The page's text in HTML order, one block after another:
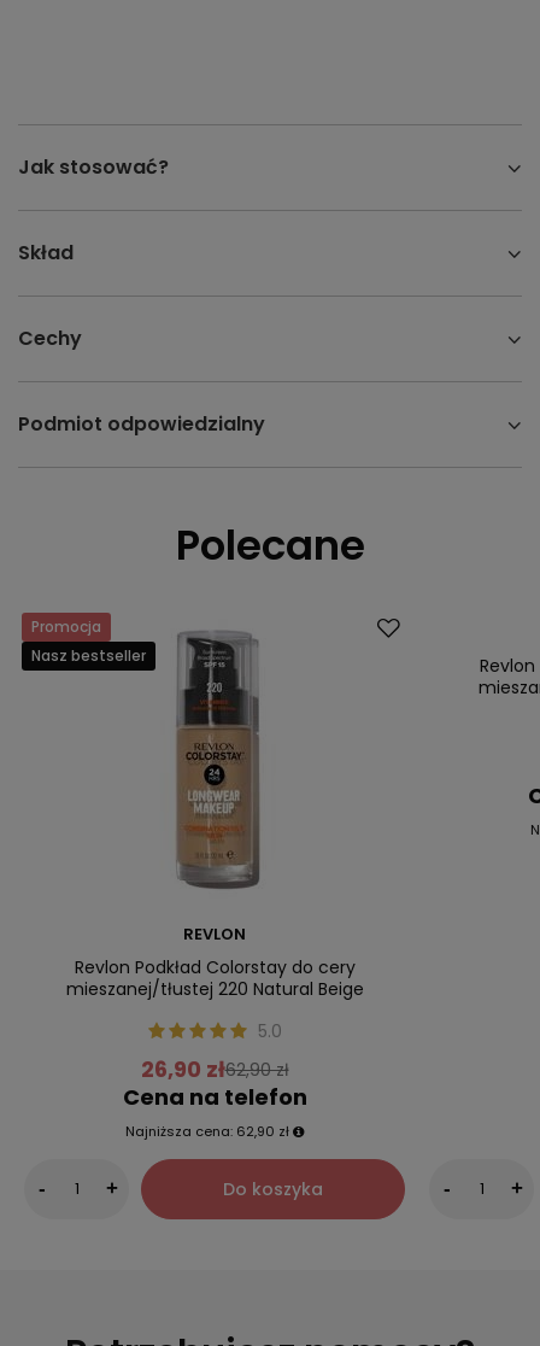
Jak stosować?
Skład
Cechy
Podmiot odpowiedzialny
Polecane
Promocja
Nasz bestseller
REVLON
Revlon Podkład Colorstay do cery
mieszanej/tłustej 220 Natural Beige
5.0
26,90 zł62,90 zł
Cena na telefon
Najniższa cena: 62,90 zł
- + Do koszyka
Nasz
- +